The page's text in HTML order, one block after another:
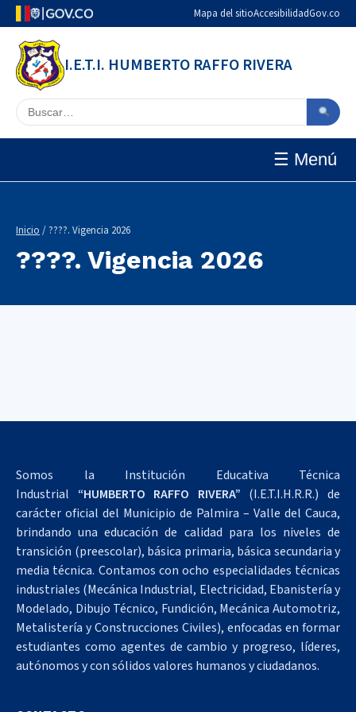
Mapa del sitioAccesibilidadGov.co
I.E.T.I. HUMBERTO RAFFO RIVERA
Buscar en el sitio
☰ Menú
Inicio / ????. Vigencia 2026
????. Vigencia 2026
Somos la Institución Educativa Técnica
Industrial “HUMBERTO RAFFO RIVERA” (I.E.T.I.H.R.R.) de
carácter oficial del Municipio de Palmira – Valle del Cauca,
brindando una educación de calidad para los niveles de
transición (preescolar), básica primaria, básica secundaria y
media técnica. Contamos con ocho especialidades técnicas
industriales (Mecánica Industrial, Electricidad, Ebanistería y
Modelado, Dibujo Técnico, Fundición, Mecánica Automotriz,
Metalistería y Construcciones Civiles), enfocadas en formar
estudiantes como agentes de cambio y progreso, líderes,
autónomos y con sólidos valores humanos y ciudadanos.